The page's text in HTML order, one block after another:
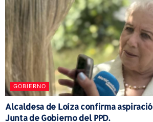
GOBIERNO
Alcaldesa de Loíza confirma
Junta de Gobierno del PPD.